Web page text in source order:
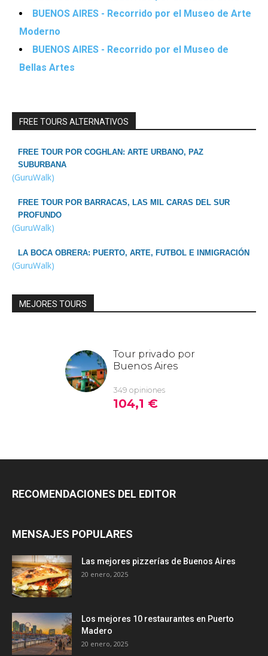
BUENOS AIRES - Recorrido por el Museo de Arte
Moderno
BUENOS AIRES - Recorrido por el Museo de
Bellas Artes
FREE TOURS ALTERNATIVOS
FREE TOUR POR COGHLAN: ARTE URBANO, PAZ
SUBURBANA
(GuruWalk)
FREE TOUR POR BARRACAS, LAS MIL CARAS DEL SUR
PROFUNDO
(GuruWalk)
LA BOCA OBRERA: PUERTO, ARTE, FUTBOL E INMIGRACIÓN
(GuruWalk)
MEJORES TOURS
RECOMENDACIONES DEL EDITOR
MENSAJES POPULARES
Las mejores pizzerías de Buenos Aires
20 enero, 2025
Los mejores 10 restaurantes en Puerto
Madero
20 enero, 2025